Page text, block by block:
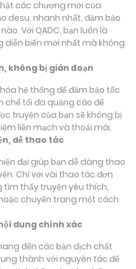
các chương mới của
desu. nhanh nhất, đảm bảo
Với QADC, bạn luôn là
diễn biến mới nhất mà không
không bị gián đoạn
hệ thống để đảm bảo tốc
chế tối đa quảng cáo để
truyện của bạn sẽ không bị
liền mạch và thoải mái.
dễ thao tác
đại giúp bạn dễ dàng thao
Chỉ với vài thao tác đơn
tìm thấy truyện yêu thích,
chuyển trang một cách
dung chính xác
đến các bản dịch chất
thành với nguyên tác để